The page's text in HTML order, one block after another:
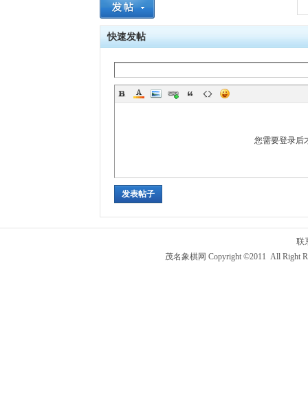
快速发帖
您需要登录后
发表帖子
联
茂名象棋网 Copyright ©2011 All Right